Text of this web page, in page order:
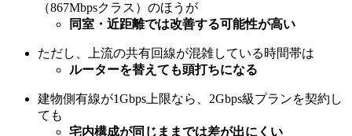
（867Mbpsクラス）のほうが
同室・近距離では改善する可能性が高い
ただし、上流の共有回線が混雑している時間帯は
ルーターを替えても頭打ちになる
建物側有線が1Gbps上限なら、2Gbps級プランを契約し
ても
宅内構成が同じままでは差が出にくい